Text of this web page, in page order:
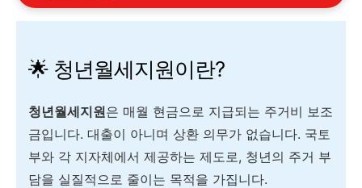
🌟 청년월세지원이란?
청년월세지원은 매월 현금으로 지급되는 주거비 보조
금입니다. 대출이 아니며 상환 의무가 없습니다. 국토
부와 각 지자체에서 제공하는 제도로, 청년의 주거 부
담을 실질적으로 줄이는 목적을 가집니다.